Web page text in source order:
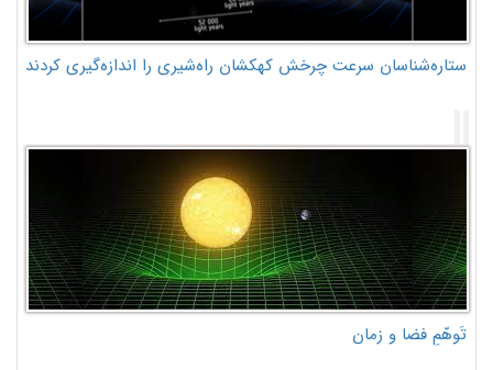
ستاره‌شناسان سرعت چرخش کهکشان راه‌شیری را اندازه‌گیری کردند
تَوهّمِ فضا و زمان